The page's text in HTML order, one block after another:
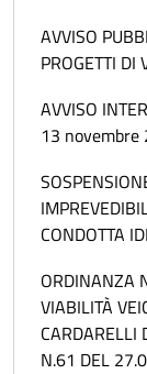
AVVISO
PROGETTI DI
AVVISO
13 novembre
CONDOTTA
ORDINANZA
VIABILITÀ
N.61 DEL